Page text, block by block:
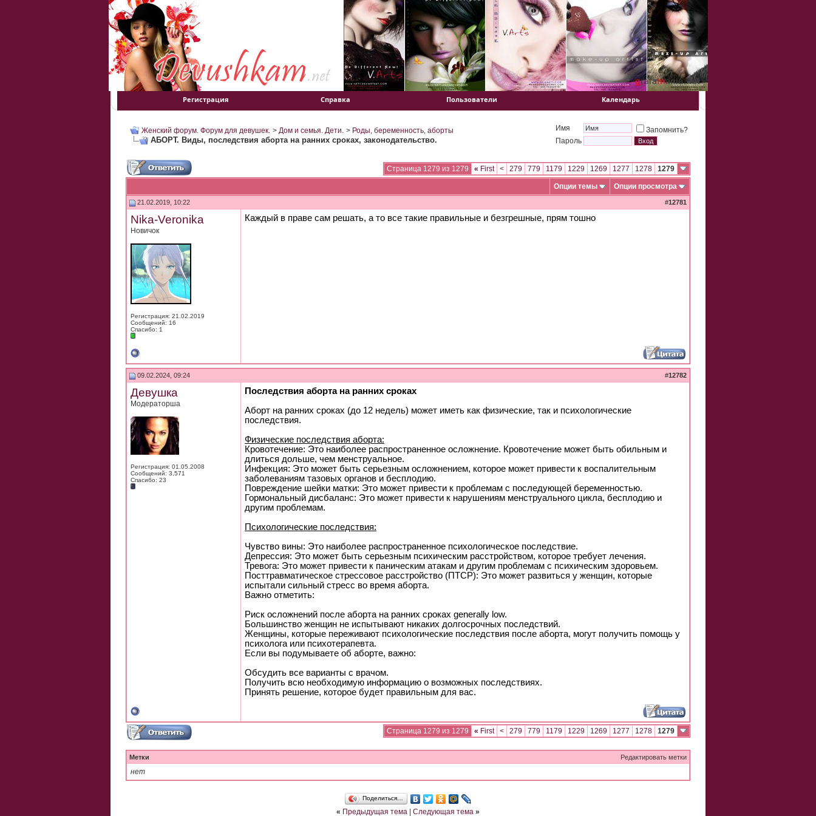
Регистрация Справка Пользователи Календарь
Женский форум. Форум для девушек. > Дом и семья. Дети. > Роды, беременность, аборты
АБОРТ. Виды, последствия аборта на ранних сроках, законодательство.
Имя
Запомнить?
Пароль
Страница 1279 из 1279 « First < 279 779 1179 1229 1269 1277 1278 1279
Опции темы Опции просмотра
21.02.2019, 10:22 #12781
Nika-Veronika
Новичок
Регистрация: 21.02.2019
Сообщений: 16
Спасибо: 1
Каждый в праве сам решать, а то все такие правильные и безгрешные, прям тошно
09.02.2024, 09:24 #12782
Девушка
Модераторша
Регистрация: 01.05.2008
Сообщений: 3,571
Спасибо: 23
Последствия аборта на ранних сроках
Аборт на ранних сроках (до 12 недель) может иметь как физические, так и психологические
последствия.
Физические последствия аборта:
Кровотечение: Это наиболее распространенное осложнение. Кровотечение может быть обильным и
длиться дольше, чем менструальное.
Инфекция: Это может быть серьезным осложнением, которое может привести к воспалительным
заболеваниям тазовых органов и бесплодию.
Повреждение шейки матки: Это может привести к проблемам с последующей беременностью.
Гормональный дисбаланс: Это может привести к нарушениям менструального цикла, бесплодию и
другим проблемам.
Психологические последствия:
Чувство вины: Это наиболее распространенное психологическое последствие.
Депрессия: Это может быть серьезным психическим расстройством, которое требует лечения.
Тревога: Это может привести к паническим атакам и другим проблемам с психическим здоровьем.
Посттравматическое стрессовое расстройство (ПТСР): Это может развиться у женщин, которые
испытали сильный стресс во время аборта.
Важно отметить:
Риск осложнений после аборта на ранних сроках generally low.
Большинство женщин не испытывают никаких долгосрочных последствий.
Женщины, которые переживают психологические последствия после аборта, могут получить помощь у
психолога или психотерапевта.
Если вы подумываете об аборте, важно:
Обсудить все варианты с врачом.
Получить всю необходимую информацию о возможных последствиях.
Принять решение, которое будет правильным для вас.
Страница 1279 из 1279 « First < 279 779 1179 1229 1269 1277 1278 1279
Редактировать метки
Метки
нет
Поделиться…
« Предыдущая тема Следующая тема »